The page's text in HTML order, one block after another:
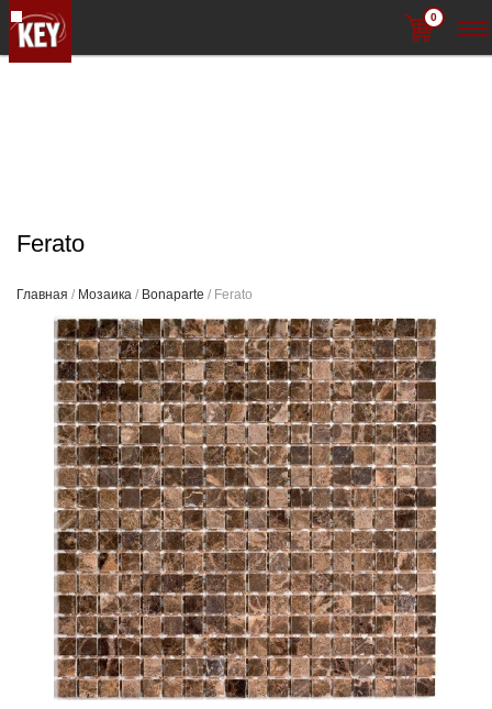
0
Ferato
Главная / Мозаика / Bonaparte / Ferato